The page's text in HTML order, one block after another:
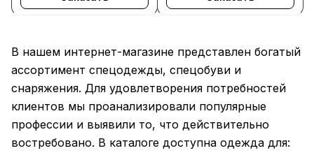
В нашем интернет-магазине представлен богатый
ассортимент спецодежды, спецобуви и
снаряжения. Для удовлетворения потребностей
клиентов мы проанализировали популярные
профессии и выявили то, что действительно
востребовано. В каталоге доступна одежда для: